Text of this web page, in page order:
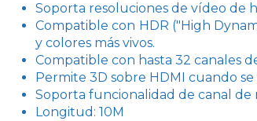
Soporta resoluciones de vídeo de
Compatible con HDR ("High
y colores más vivos.
Compatible con hasta 32 canales
Permite 3D sobre HDMI cuando
Soporta funcionalidad de canal de
Longitud: 10M